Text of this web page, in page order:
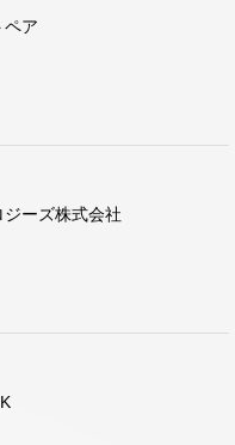
ペア
ジーズ株式会社